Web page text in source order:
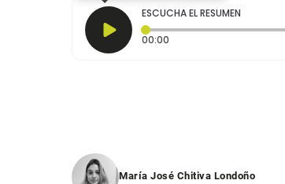
ESCUCHA EL RESUMEN
00:00
María José Chitiva Londoño